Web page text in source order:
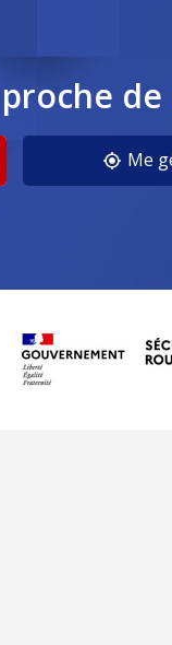
proche de
Me